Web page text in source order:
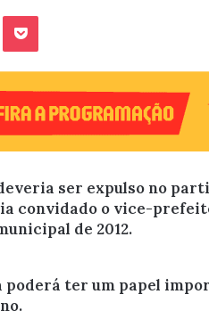
OK
ser expulso no
convidado o vice-
de 2012.
poderá ter um papel